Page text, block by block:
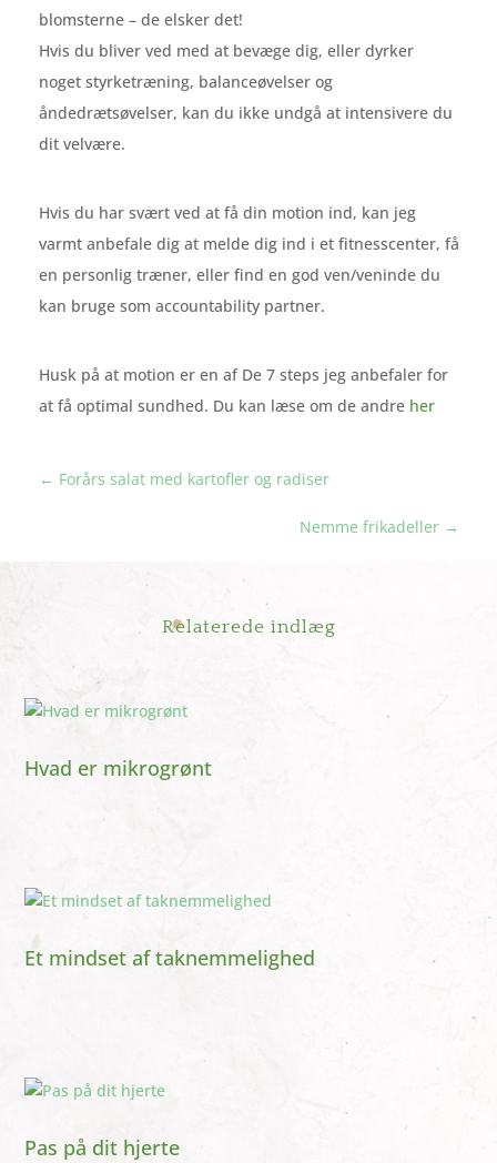
blomsterne – de elsker det!
Hvis du bliver ved med at bevæge dig, eller dyrker
noget styrketræning, balanceøvelser og
åndedrætsøvelser, kan du ikke undgå at intensivere du
dit velvære.
Hvis du har svært ved at få din motion ind, kan jeg
varmt anbefale dig at melde dig ind i et fitnesscenter, få
en personlig træner, eller find en god ven/veninde du
kan bruge som accountability partner.
Husk på at motion er en af De 7 steps jeg anbefaler for
at få optimal sundhed. Du kan læse om de andre her
← Forårs salat med kartofler og radiser
Nemme frikadeller→
Relaterede indlæg
Hvad er mikrogrønt
Et mindset af taknemmelighed
Pas på dit hjerte